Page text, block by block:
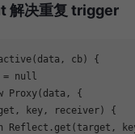
解决重复 trigger
( data, cb) {
null
Proxy(data, {
key, receiver) {
Reflect .get(target,